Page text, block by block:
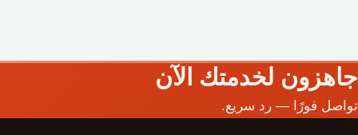
جاهزون لخدمتك الآن
تواصل فورًا — رد سريع.